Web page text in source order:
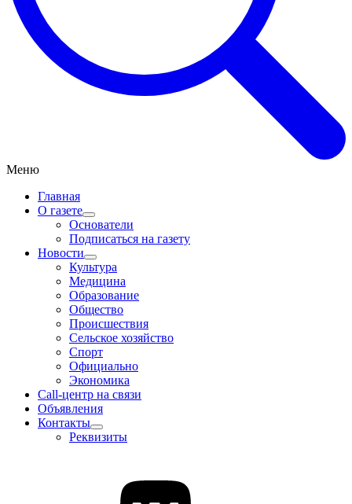
Меню
Главная
О газете
Основатели
Подписаться на газету
Новости
Культура
Медицина
Образование
Общество
Происшествия
Сельское хозяйство
Спорт
Официально
Экономика
Call-центр на связи
Объявления
Контакты
Реквизиты